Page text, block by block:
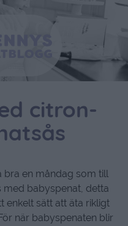
citron-
bra en måndag som till
med babyspenat, detta
enkelt sätt att äta rikligt
när babyspenaten blir